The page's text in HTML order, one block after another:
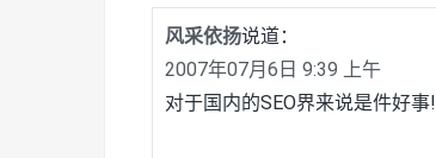
风采依扬说道：
2007年07月6日 9:39 上午
对于国内的SEO界来说是件好事!